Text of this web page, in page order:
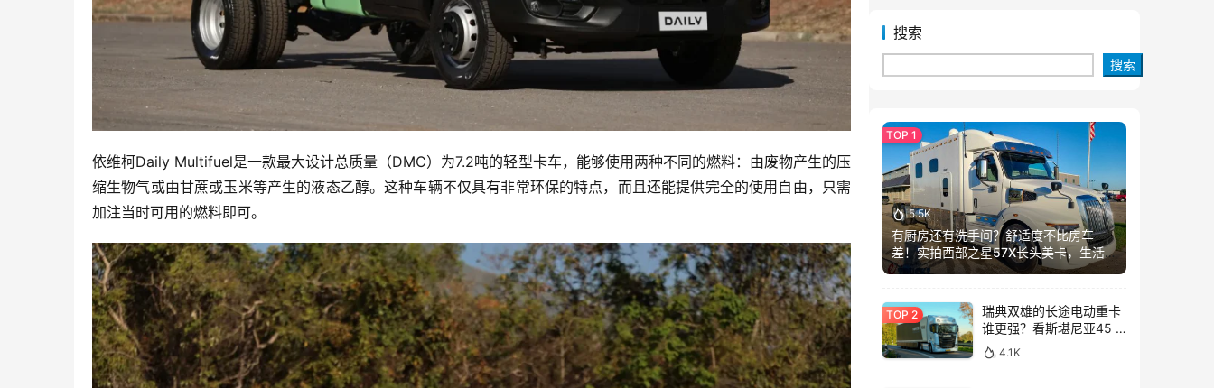
依维柯Daily Multifuel是一款最大设计总质量（DMC）为7.2吨的轻型卡车，能够使用两种不同的燃料：由废物产生的压
缩生物气或由甘蔗或玉米等产生的液态乙醇。这种车辆不仅具有非常环保的特点，而且还能提供完全的使用自由，只需
加注当时可用的燃料即可。
搜索
搜索
5.5K
有厨房还有洗手间？舒适度不比房车
差！实拍西部之星57X长头美卡，生活舱
加长这么多？
瑞典双雄的长途电动重卡
谁更强？看斯堪尼亚45 R
与沃尔沃FH Aero Electric
同台竞技！
4.1K